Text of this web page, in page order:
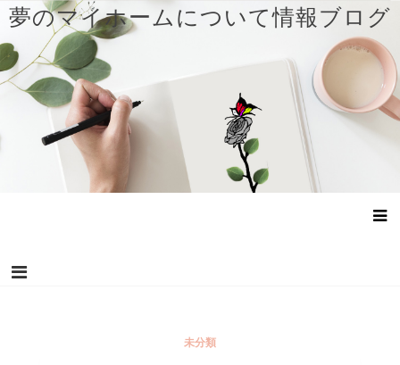
コ
ン
テ
ン
ツ
キ
夢のマイホームについて情報ブログ
未分類